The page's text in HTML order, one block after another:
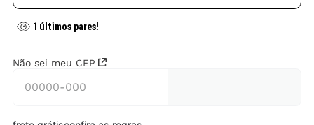
1 últimos pares!
Não sei meu CEP